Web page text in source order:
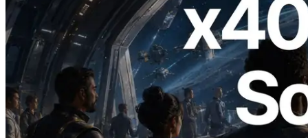
2026.07.04
ERPC lanza Solana RPC compatible con
x402 — La era en la que los agentes de IA
pagan bajo demanda por las API que
necesitan